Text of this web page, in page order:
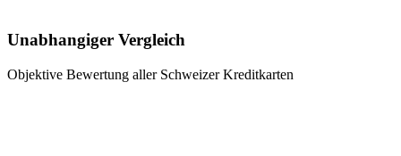
Unabhangiger Vergleich
Objektive Bewertung aller Schweizer Kreditkarten